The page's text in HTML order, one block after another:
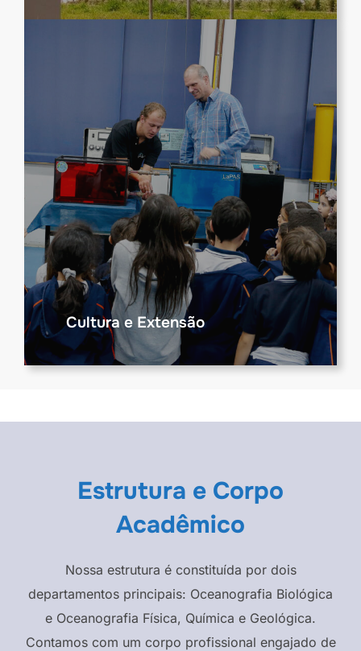
Cultura e Extensão
Estrutura e Corpo
Acadêmico
Nossa estrutura é constituída por dois
departamentos principais: Oceanografia Biológica
e Oceanografia Física, Química e Geológica.
Contamos com um corpo profissional engajado de